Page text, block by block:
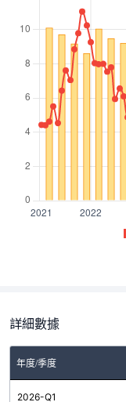
詳細數據
年度/季度
2026-Q1